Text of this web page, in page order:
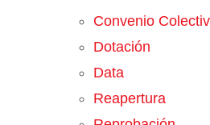
Convenio
Dotación
Data
Reapertura